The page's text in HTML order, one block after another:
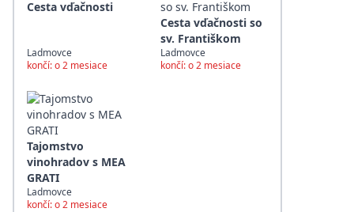
Cesta vďačnosti
Ladmovce
končí: o 2 mesiace
Cesta vďačnosti so
sv. Františkom
Ladmovce
končí: o 2 mesiace
Tajomstvo
vinohradov s MEA
GRATI
Ladmovce
končí: o 2 mesiace